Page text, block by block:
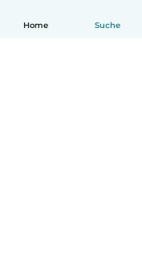
Home Suche